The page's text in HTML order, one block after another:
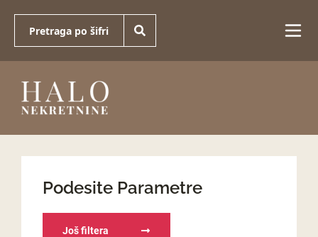
Podesite Parametre
Još filtera